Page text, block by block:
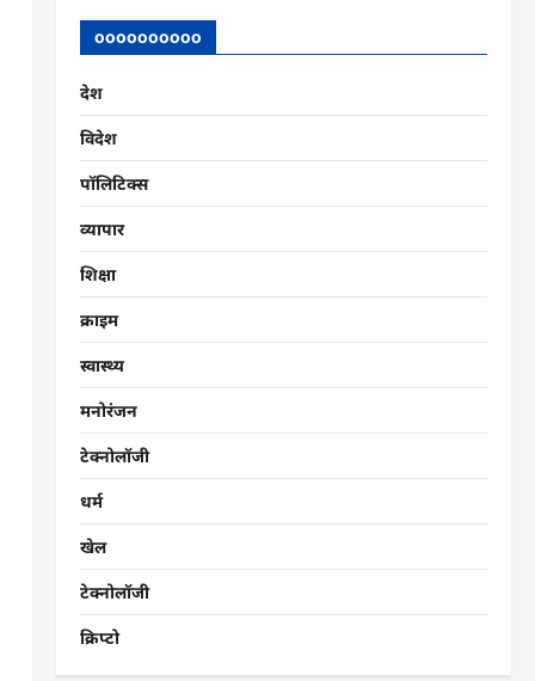
oooooooooo
देश
विदेश
पॉलिटिक्स
व्यापार
शिक्षा
क्राइम
स्वास्थ्य
मनोरंजन
टेक्नोलॉजी
धर्म
खेल
टेक्नोलॉजी
क्रिप्टो